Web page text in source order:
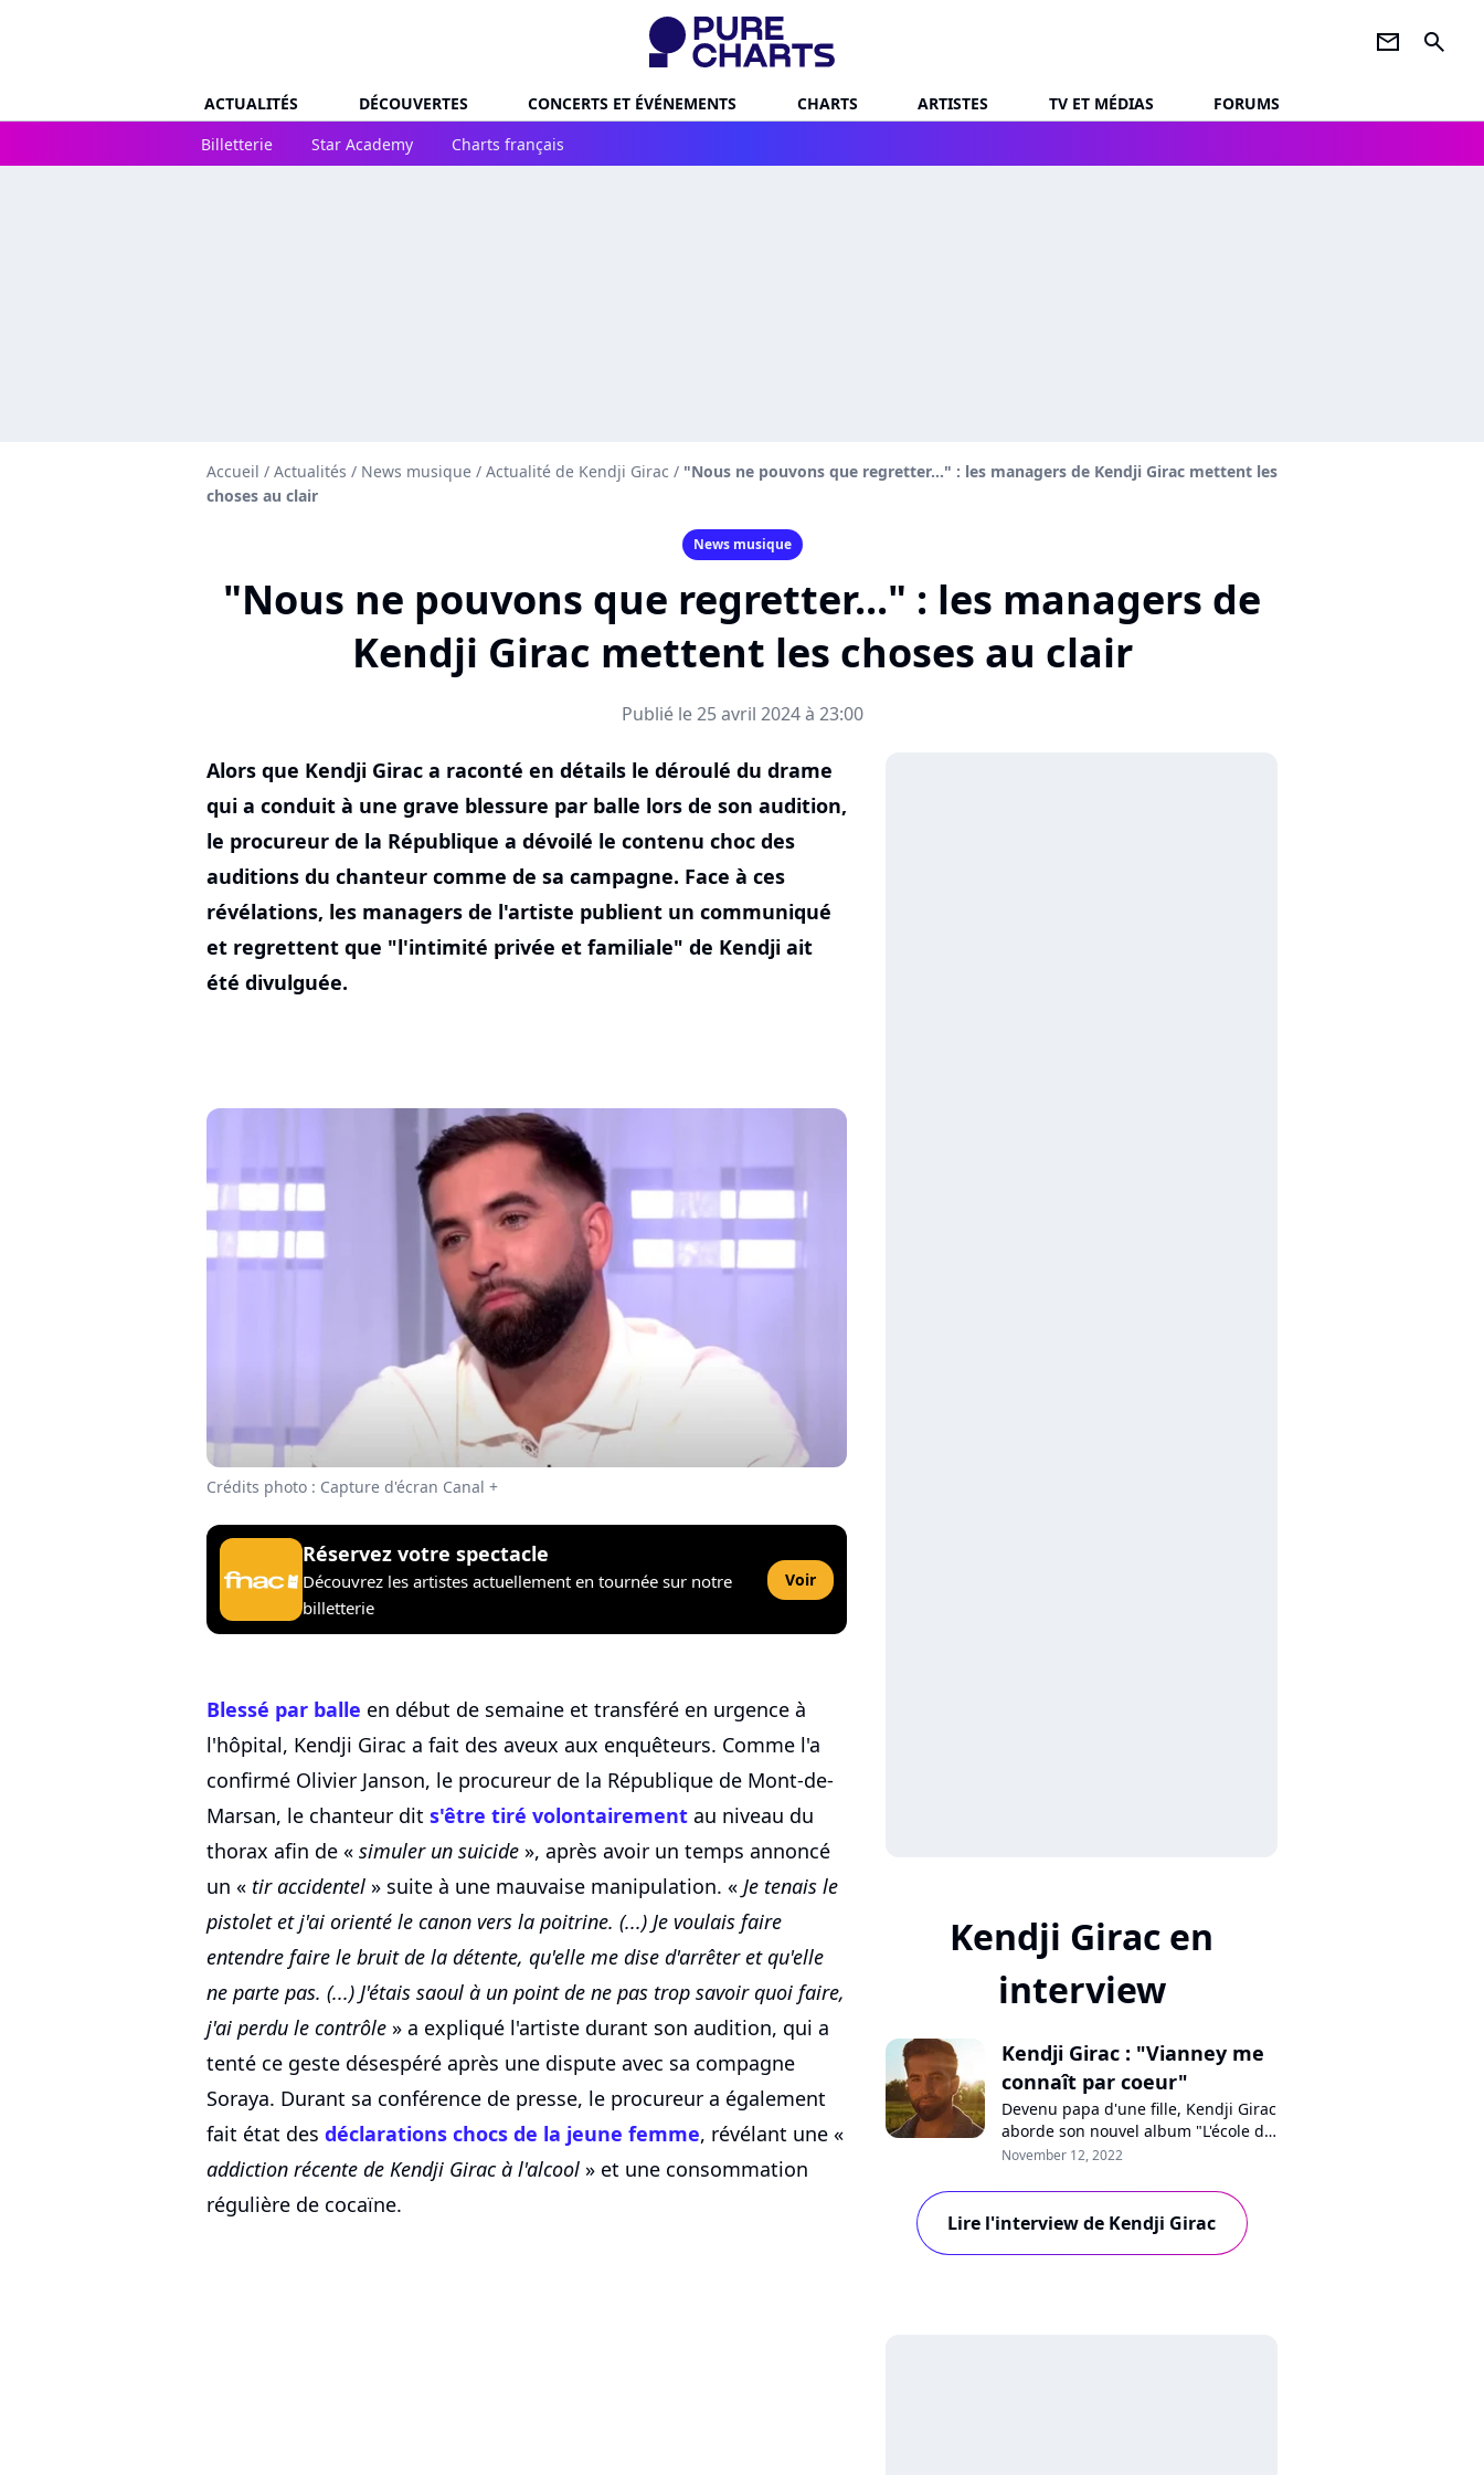
newsletter search
ACTUALITÉS DÉCOUVERTES CONCERTS ET ÉVÉNEMENTS CHARTS ARTISTES TV ET MÉDIAS
FORUMS
Billetterie
Star Academy Charts français
Accueil / Actualités / News musique / Actualité de Kendji Girac / "Nous ne pouvons que regretter..." : les managers de Kendji Girac mettent les
choses au clair
News musique
"Nous ne pouvons que regretter..." : les managers de
Kendji Girac mettent les choses au clair
Publié le 25 avril 2024 à 23:00
Alors que Kendji Girac a raconté en détails le déroulé du drame
qui a conduit à une grave blessure par balle lors de son audition,
le procureur de la République a dévoilé le contenu choc des
auditions du chanteur comme de sa campagne. Face à ces
révélations, les managers de l'artiste publient un communiqué
et regrettent que "l'intimité privée et familiale" de Kendji ait
été divulguée.
Crédits photo : Capture d'écran Canal +
Réservez votre spectacle
Découvrez les artistes actuellement en tournée sur notre
billetterie
Voir
Blessé par balle en début de semaine et transféré en urgence à
l'hôpital, Kendji Girac a fait des aveux aux enquêteurs. Comme l'a
confirmé Olivier Janson, le procureur de la République de Mont-de-
Marsan, le chanteur dit s'être tiré volontairement au niveau du
thorax afin de « simuler un suicide », après avoir un temps annoncé
un « tir accidentel » suite à une mauvaise manipulation. « Je tenais le
pistolet et j'ai orienté le canon vers la poitrine. (...) Je voulais faire
entendre faire le bruit de la détente, qu'elle me dise d'arrêter et qu'elle
ne parte pas. (...) J'étais saoul à un point de ne pas trop savoir quoi faire,
j'ai perdu le contrôle » a expliqué l'artiste durant son audition, qui a
tenté ce geste désespéré après une dispute avec sa compagne
Soraya. Durant sa conférence de presse, le procureur a également
fait état des déclarations chocs de la jeune femme, révélant une «
addiction récente de Kendji Girac à l'alcool » et une consommation
régulière de cocaïne.
Kendji Girac en
interview
Kendji Girac : "Vianney me
connaît par coeur"
Devenu papa d'une fille, Kendji Girac
aborde son nouvel album "L'école de
la vie" avec un regard nouveau. En
chanteur populaire détaille sa
nouvelle vie avec sa petite Eva,
revient sur sa propre enfance, son
November 12, 2022
Lire l'interview de Kendji Girac